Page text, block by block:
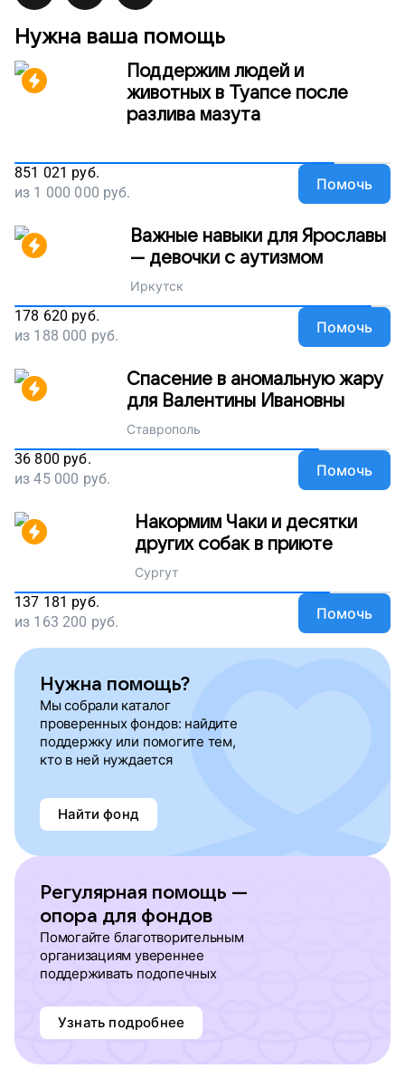
Нужна ваша помощь
Поддержим людей и
животных в Туапсе после
разлива мазута
851 021 руб.
из 1 000 000 руб. Помочь
Важные навыки для Ярославы
— девочки с аутизмом
Иркутск
178 620 руб.
из 188 000 руб. Помочь
Спасение в аномальную жару
для Валентины Ивановны
Ставрополь
36 800 руб.
из45 000 руб. Помочь
Накормим Чаки и десятки
других собак в приюте
Сургут
137 181 руб.
из 163 200 руб. Помочь
Нужна помощь?
Мы собрали каталог
проверенных фондов: найдите
поддержку или помогите тем,
кто в ней нуждается
Найти фонд
Регулярная помощь —
опора для фондов
Помогайте благотворительным
организациям увереннее
поддерживать подопечных
Узнать подробнее